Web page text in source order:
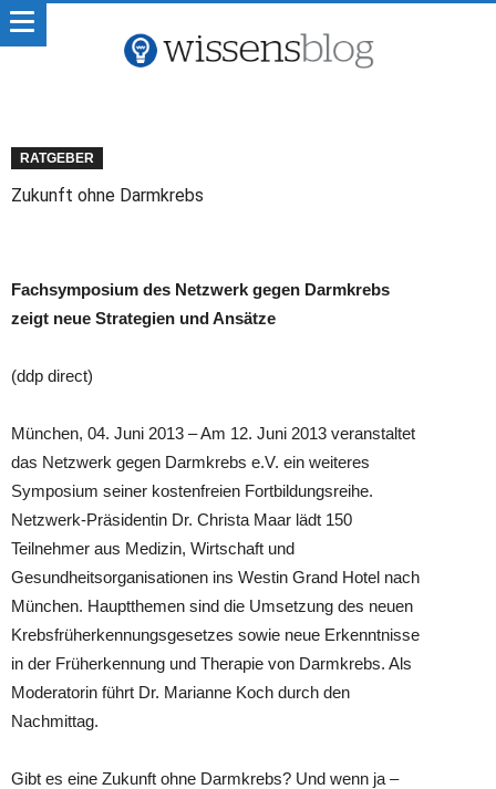
RATGEBER
Zukunft ohne Darmkrebs
Fachsymposium des Netzwerk gegen Darmkrebs
zeigt neue Strategien und Ansätze
(ddp direct)
München, 04. Juni 2013 – Am 12. Juni 2013 veranstaltet
das Netzwerk gegen Darmkrebs e.V. ein weiteres
Symposium seiner kostenfreien Fortbildungsreihe.
Netzwerk-Präsidentin Dr. Christa Maar lädt 150
Teilnehmer aus Medizin, Wirtschaft und
Gesundheitsorganisationen ins Westin Grand Hotel nach
München. Hauptthemen sind die Umsetzung des neuen
Krebsfrüherkennungsgesetzes sowie neue Erkenntnisse
in der Früherkennung und Therapie von Darmkrebs. Als
Moderatorin führt Dr. Marianne Koch durch den
Nachmittag.
Gibt es eine Zukunft ohne Darmkrebs? Und wenn ja –